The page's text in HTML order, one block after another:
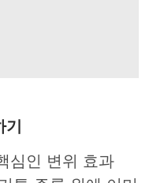
기
심인 변위 효과